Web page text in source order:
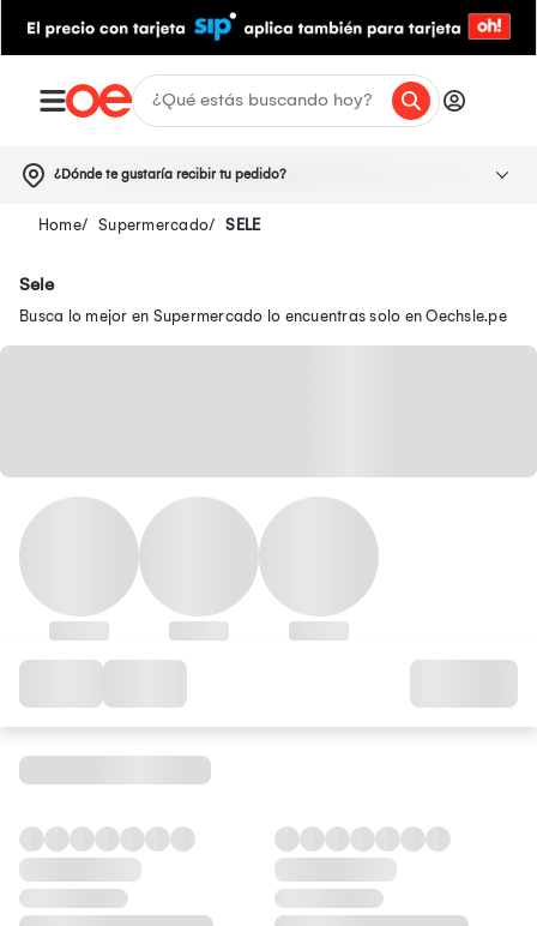
¿Dónde te gustaría recibir tu pedido?
Supermercado SELE
Sele
Busca lo mejor en Supermercado lo encuentras solo en Oechsle.pe